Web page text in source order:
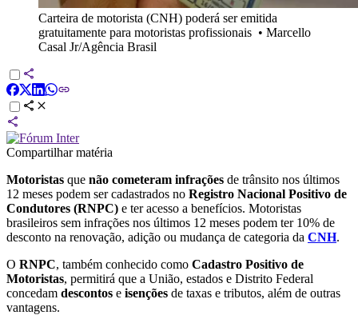
Carteira de motorista (CNH) poderá ser emitida
gratuitamente para motoristas profissionais • Marcello
Casal Jr/Agência Brasil
Compartilhar matéria
Motoristas que não cometeram infrações de trânsito nos últimos
12 meses podem ser cadastrados no Registro Nacional Positivo de
Condutores (RNPC) e ter acesso a benefícios. Motoristas
brasileiros sem infrações nos últimos 12 meses podem ter 10% de
desconto na renovação, adição ou mudança de categoria da CNH.
O RNPC, também conhecido como Cadastro Positivo de
Motoristas, permitirá que a União, estados e Distrito Federal
concedam descontos e isenções de taxas e tributos, além de outras
vantagens.